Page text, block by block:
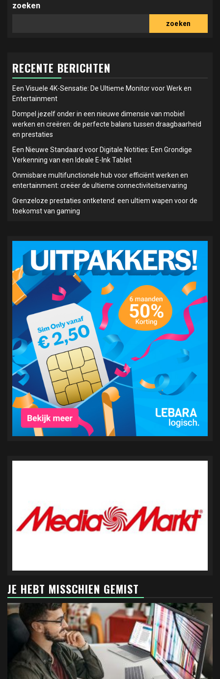
zoeken
zoeken
RECENTE BERICHTEN
Een Visuele 4K-Sensatie: De Ultieme Monitor voor Werk en
Entertainment
Dompel jezelf onder in een nieuwe dimensie van mobiel
werken en creëren: de perfecte balans tussen draagbaarheid
en prestaties
Een Nieuwe Standaard voor Digitale Notities: Een Grondige
Verkenning van een Ideale E-Ink Tablet
Onmisbare multifunctionele hub voor efficiënt werken en
entertainment: creëer de ultieme connectiviteitservaring
Grenzeloze prestaties ontketend: een ultiem wapen voor de
toekomst van gaming
JE HEBT MISSCHIEN GEMIST